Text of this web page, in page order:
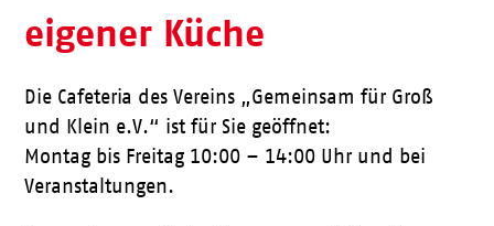
eigener Küche
Die Cafeteria des Vereins „Gemeinsam für Groß
und Klein e.V.“ ist für Sie geöffnet:
Montag bis Freitag 10:00 – 14:00 Uhr und bei
Veranstaltungen.